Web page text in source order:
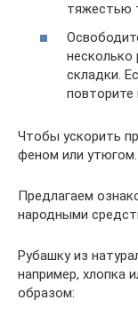
тяжестью
несколько
складки.
повторите
Чтобы ускорить
феном или утюгом.
Предлагаем
народными
Рубашку из
например, хлопка
образом: